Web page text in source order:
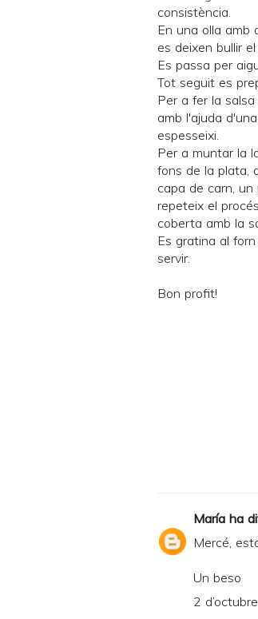
consistència.
En una olla amb
es deixen bullir
Es passa per
Tot seguit es
Per a fer la
amb l'ajuda
espesseixi.
Per a muntar la
fons de la plata,
capa de carn,
repeteix el
coberta amb la
Es gratina al
servir.
Bon profit!
María ha
Mercé,
Un beso
2